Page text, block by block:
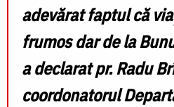
adevărat faptul că
frumos dar de la
a declarat pr. Radu
coordonatorul